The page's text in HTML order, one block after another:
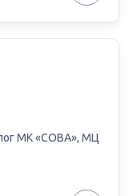
МК «СОВА», МЦ